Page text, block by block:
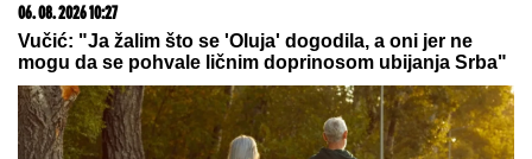
HOTELDrama na Novom Beogradu: Buknula velika
vatra, radnik sprečio katastrofu